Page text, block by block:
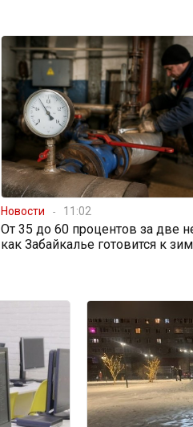
Новости 11:02
От 35 до 60 процентов за две
как Забайкалье готовится к